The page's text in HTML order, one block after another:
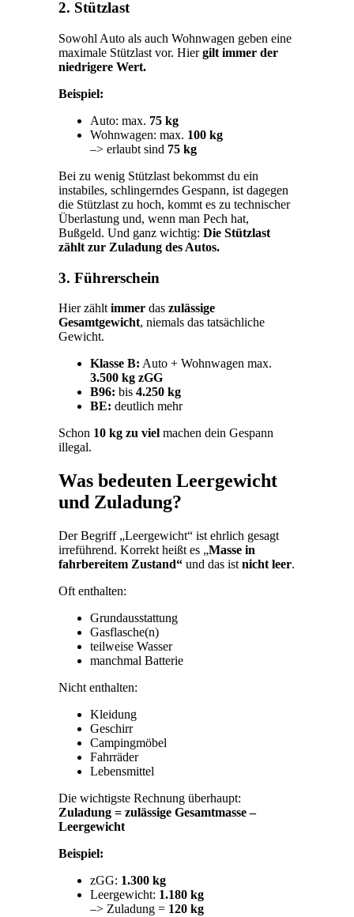
2. Stützlast
Sowohl Auto als auch Wohnwagen geben eine
maximale Stützlast vor. Hiergilt immer der
niedrigere Wert.
Beispiel:
Auto: max. 75 kg
Wohnwagen: max. 100 kg
–> erlaubt sind 75 kg
Bei zu wenig Stützlast bekommst du ein
instabiles, schlingerndes Gespann, ist dagegen
die Stützlast zu hoch, kommt es zu technischer
Überlastung und, wenn man Pech hat,
Bußgeld. Und ganz wichtig:Die Stützlast
zählt zur Zuladung des Autos.
3. Führerschein
Hier zähltimmer daszulässige
Gesamtgewicht, niemals das tatsächliche
Gewicht.
Klasse B: Auto + Wohnwagen max.
3.500 kg zGG
B96: bis4.250 kg
BE: deutlich mehr
Schon 10 kg zu viel machen dein Gespann
illegal.
Was bedeuten Leergewicht
und Zuladung?
Der Begriff „Leergewicht“ ist ehrlich gesagt
irreführend. Korrekt heißt es „Masse in
fahrbereitem Zustand“ und das istnicht leer.
Oft enthalten:
Grundausstattung
Gasflasche(n)
teilweise Wasser
manchmal Batterie
Nicht enthalten:
Kleidung
Geschirr
Campingmöbel
Fahrräder
Lebensmittel
Die wichtigste Rechnung überhaupt:
Zuladung = zulässige Gesamtmasse –
Leergewicht
Beispiel:
zGG: 1.300 kg
Leergewicht: 1.180 kg
–> Zuladung = 120 kg